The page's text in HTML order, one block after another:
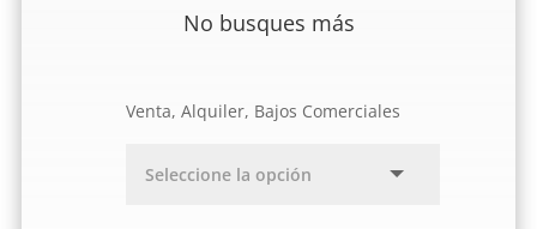
No busques más
Venta, Alquiler, Bajos Comerciales